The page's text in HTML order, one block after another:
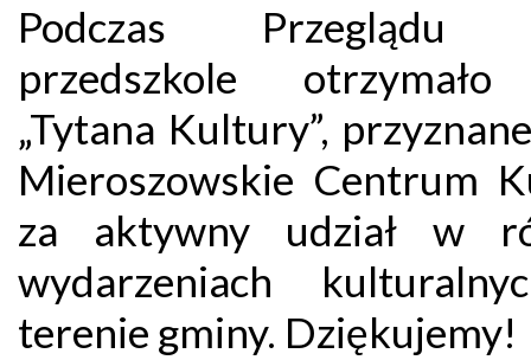
Podczas Przeglądu
przedszkole
„Tytana Kultury”,
Mieroszowskie Centrum
za aktywny udział w
wydarzeniach
terenie gminy. Dziękujemy!